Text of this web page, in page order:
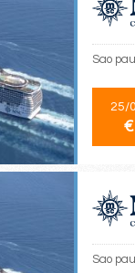
Sao
25/
Sao